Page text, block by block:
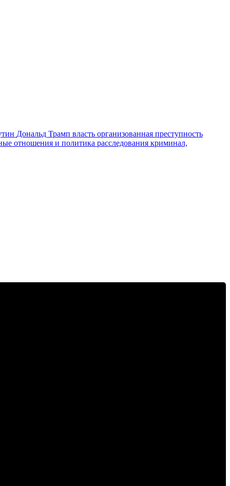
Дональд Трамп власть организованная преступность
отношения и политика расследования криминал,